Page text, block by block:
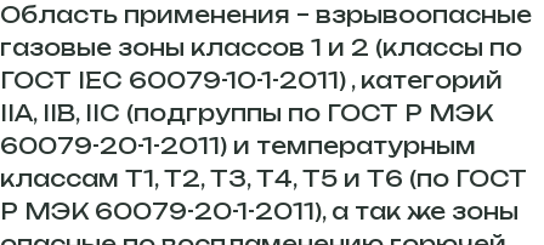
Область применения – взрывоопасные
газовые зоны классов 1 и 2 (классы по
ГОСТ IEC 60079-10-1-2011) , категорий
IIA, IIB, IIC (подгруппы по ГОСТ Р МЭК
60079-20-1-2011) и температурным
классам Т1, Т2, Т3, Т4, Т5 и Т6 (по ГОСТ
Р МЭК 60079-20-1-2011), а так же зоны